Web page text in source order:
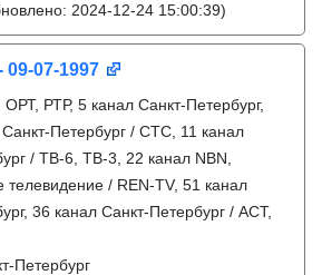
2024-12-24 15:00:39)
09-07-1997
ОРТ, РТР, 5 канал Санкт-Петербург,
Петербург / СТС, 11 канал
/ ТВ-6, ТВ-3, 22 канал NBN,
телевидение / REN-TV, 51 канал
36 канал Санкт-Петербург / АСТ,
Петербург